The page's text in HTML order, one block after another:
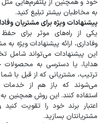
به مخاطبان بیشتر تبلیغ کنید.
پیشنهادات ویژه برای مشتریان
یکی از راه‌های موثر برای
وفاداری، ارائه پیشنهادات ویژه
این پیشنهادات می‌تواند شامل
هدایا، یا دسترسی به
ترتیب، مشتریانی که از قبل با
می‌شوند که باز هم از
استفاده کنند. این روش همچنین
اعتبار برند خود را تقویت کنید
مشتریانتان بسازید.